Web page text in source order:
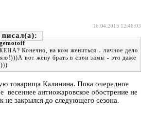
16.04.2015 12:48:03
Конечно, на ком жениться - личное дело
вот жену брать в свои замы - это даже
товарища Калинина. Пока очередное
весеннее антиожаровское обострение не
не закрылся до следующего сезона.